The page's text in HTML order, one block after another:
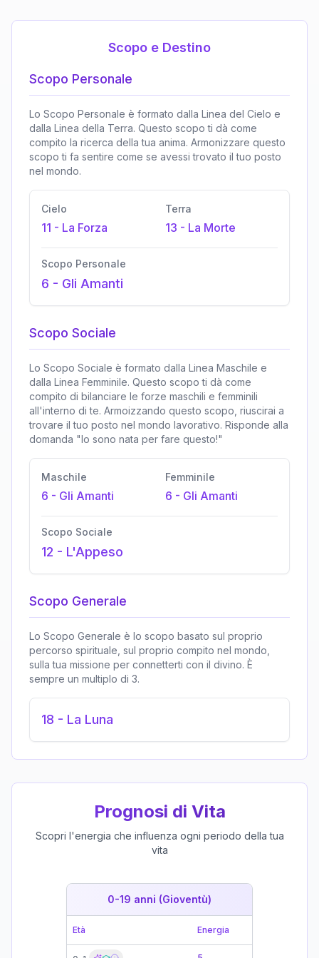
Scopo e Destino
Scopo Personale
Lo Scopo Personale è formato dalla Linea del Cielo e
dalla Linea della Terra. Questo scopo ti dà come
compito la ricerca della tua anima. Armonizzare questo
scopo ti fa sentire come se avessi trovato il tuo posto
nel mondo.
Cielo
11 - La Forza
Terra
13 - La Morte
Scopo Personale
6 - Gli Amanti
Scopo Sociale
Lo Scopo Sociale è formato dalla Linea Maschile e
dalla Linea Femminile. Questo scopo ti dà come
compito di bilanciare le forze maschili e femminili
all'interno di te. Armoizzando questo scopo, riuscirai a
trovare il tuo posto nel mondo lavorativo. Risponde alla
domanda "Io sono nata per fare questo!"
Maschile
6 - Gli Amanti
Femminile
6 - Gli Amanti
Scopo Sociale
12 - L'Appeso
Scopo Generale
Lo Scopo Generale è lo scopo basato sul proprio
percorso spirituale, sul proprio compito nel mondo,
sulla tua missione per connetterti con il divino. È
sempre un multiplo di 3.
18 - La Luna
Prognosi di Vita
Scopri l'energia che influenza ogni periodo della tua
vita
0-19 anni (Gioventù)
Età Energia